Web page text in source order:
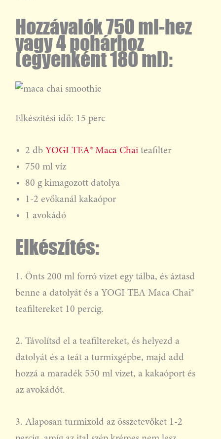
Hozzávalók 750 ml-hez
vagy 4 pohárhoz
(egyenként 180 ml):
Elkészítési idő: 15 perc
2 db YOGI TEA® Maca Chaiteafilter
750 ml víz
80 g kimagozott datolya
1-2 evőkanál kakaópor
1 avokádó
Elkészítés:
1. Önts 200 ml forró vizet egy tálba, és áztasd
benne a datolyát és a YOGI TEA Maca Chai®
teafiltereket 10 percig.
2. Távolítsd el a teafiltereket, és helyezd a
datolyát és a teát a turmixgépbe, majd add
hozzá a maradék 550 ml vizet, a kakaóport és
az avokádót.
3. Alaposan turmixold az összetevőket 1-2